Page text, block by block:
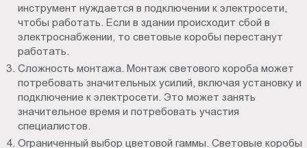
инструмент нуждается в подключении к электросети,
чтобы работать. Если в здании происходит сбой в
электроснабжении, то световые коробы перестанут
работать.
Сложность монтажа. Монтаж светового короба может
потребовать значительных усилий, включая установку и
подключение к электросети. Это может занять
значительное время и потребовать участия
специалистов.
Ограниченный выбор цветовой гаммы. Световые коробы